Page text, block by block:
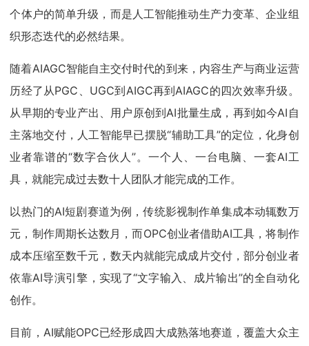
个体户的简单升级，而是人工智能推动生产力变革、企业组
织形态迭代的必然结果。
随着AIAGC智能自主交付时代的到来，内容生产与商业运营
历经了从PGC、UGC到AIGC再到AIAGC的四次效率升级。
从早期的专业产出、用户原创到AI批量生成，再到如今AI自
主落地交付，人工智能早已摆脱“辅助工具”的定位，化身创
业者靠谱的“数字合伙人”。一个人、一台电脑、一套AI工
具，就能完成过去数十人团队才能完成的工作。
以热门的AI短剧赛道为例，传统影视制作单集成本动辄数万
元，制作周期长达数月，而OPC创业者借助AI工具，将制作
成本压缩至数千元，数天内就能完成成片交付，部分创业者
依靠AI导演引擎，实现了“文字输入、成片输出”的全自动化
创作。
目前，AI赋能OPC已经形成四大成熟落地赛道，覆盖大众主